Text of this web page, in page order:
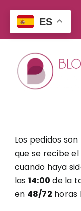
contenido
Buscar:
WooCommerce My
Reserva tu cita
Servicios
Escuela de
Libros y recursos
Los pedidos
que se recibe
cuando haya
las 14:00 de la
en 48/72 horas
ES